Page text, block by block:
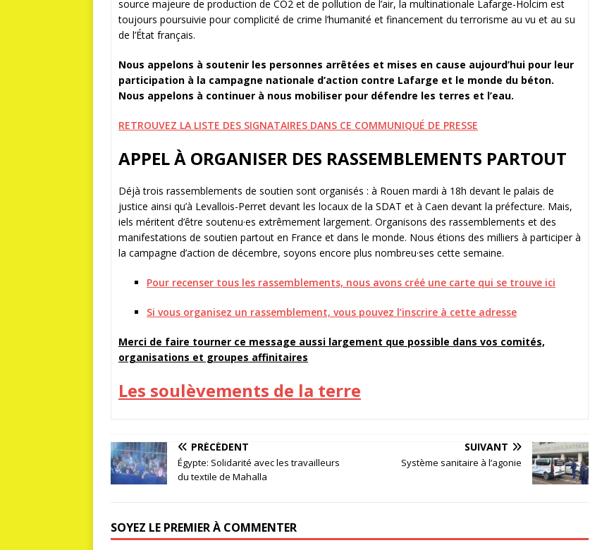
source majeure de production de CO2 et de pollution de l’air, la multinationale Lafarge-Holcim est
toujours poursuivie pour complicité de crime l’humanité et financement du terrorisme au vu et au su
de l’État français.
Nous appelons à soutenir les personnes arrêtées et mises en cause aujourd’hui pour leur
participation à la campagne nationale d’action contre Lafarge et le monde du béton.
Nous appelons à continuer à nous mobiliser pour défendre les terres et l’eau.
RETROUVEZ LA LISTE DES SIGNATAIRES DANS CE COMMUNIQUÉ DE PRESSE
APPEL À ORGANISER DES RASSEMBLEMENTS PARTOUT
Déjà trois rassemblements de soutien sont organisés : à Rouen mardi à 18h devant le palais de
justice ainsi qu’à Levallois-Perret devant les locaux de la SDAT et à Caen devant la préfecture. Mais,
iels méritent d’être soutenu·es extrêmement largement. Organisons des rassemblements et des
manifestations de soutien partout en France et dans le monde. Nous étions des milliers à participer à
la campagne d’action de décembre, soyons encore plus nombreu·ses cette semaine.
Pour recenser tous les rassemblements, nous avons créé une carte qui se trouve ici
Si vous organisez un rassemblement, vous pouvez l’inscrire à cette adresse
Merci de faire tourner ce message aussi largement que possible dans vos comités,
organisations et groupes affinitaires
Les soulèvements de la terre
PRÉCÉDENT
Égypte: Solidarité avec les travailleurs
du textile de Mahalla
SUIVANT
Système sanitaire à l’agonie
SOYEZ LE PREMIER À COMMENTER